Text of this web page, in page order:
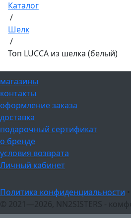
Каталог
/
Шелк
/
Топ LUCCA из шелка (белый)
магазины
контакты
оформление заказа
доставка
подарочный сертификат
о бренде
условия возврата
Личный кабинет
Политика конфиденциальности
© 2021—2026, NN2SISTERS -